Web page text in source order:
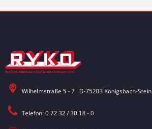
Wilhelmstraße 5 - 7 D-75203 Königsbach-Stein
Telefon: 0 72 32 / 30 18 - 0